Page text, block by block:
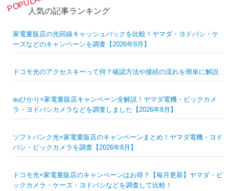
人気の記事ランキング
家電量販店の光回線キャッシュバックを比較！ヤマダ・ヨドバシ・ケ
ーズなどのキャンペーンを調査【2026年8月】
ドコモ光のアクセスキーって何？確認方法や接続の流れを簡単に解説
auひかり×家電量販店キャンペーン全解説！ヤマダ電機・ビックカメ
ラ・ヨドバシカメラなどを調査しました【2026年8月】
ソフトバンク光×家電量販店のキャンペーンまとめ！ヤマダ電機・ヨド
バシ・ビックカメラを調査【2026年8月】
ドコモ光×家電量販店のキャンペーンはお得？【毎月更新】ヤマダ・ビ
ックカメラ・ケーズ・ヨドバシなどを調査して比較！